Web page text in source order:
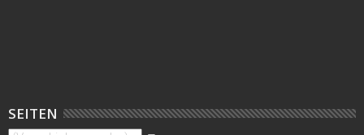
SEITEN